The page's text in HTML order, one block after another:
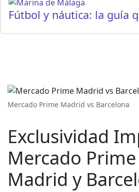
Fútbol y náutica: la guía
Mercado Prime Madrid vs Barcelona
Exclusividad
Mercado
Madrid y